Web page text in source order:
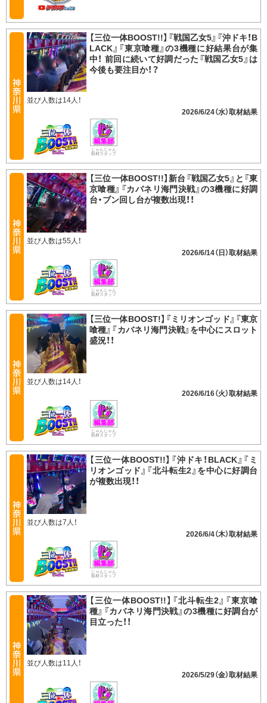
【三位一体BOOST!!】『戦国乙女5』『沖ドキ！B
LACK』『東京喰種』の3機種に好結果台が集
中！ 前回に続いて好調だった『戦国乙女5』は
今後も要注目か！？
並び人数は14人！
2026/6/24（水）
じゃんじゃん
取材スタッフ
【三位一体BOOST!!】新台『戦国乙女5』と『東
京喰種』『カバネリ海門決戦』の3機種に好調
台・ブン回し台が複数出現！！
並び人数は55人！
2026/6/14（日）
じゃんじゃん
取材スタッフ
【三位一体BOOST!】『ミリオンゴッド』『東京
喰種』『カバネリ海門決戦』を中心にスロット
盛況！！
並び人数は14人！
2026/6/16（火）
じゃんじゃん
取材スタッフ
【三位一体BOOST!!】『沖ドキ！BLACK』『ミ
リオンゴッド』『北斗転生2』を中心に好調台
が複数出現！！
並び人数は7人！
2026/6/4（木）
じゃんじゃん
取材スタッフ
【三位一体BOOST!!】『北斗転生2』『東京喰
種』『カバネリ海門決戦』の3機種に好調台が
目立った！！
並び人数は11人！
2026/5/29（金）